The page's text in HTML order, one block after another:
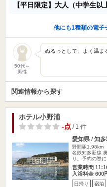
【平日限定】大人（中学生以
他にも1種類の電子
50代～
男性
ぬるっとして、よく温ま
関連情報から探す
ホテル小野浦
-点/ 1 件
愛知県 / 知
野間駅1.98km
名鉄知多新線
り。予約の際に
営業時間
入浴料金 600
日帰り 宿泊